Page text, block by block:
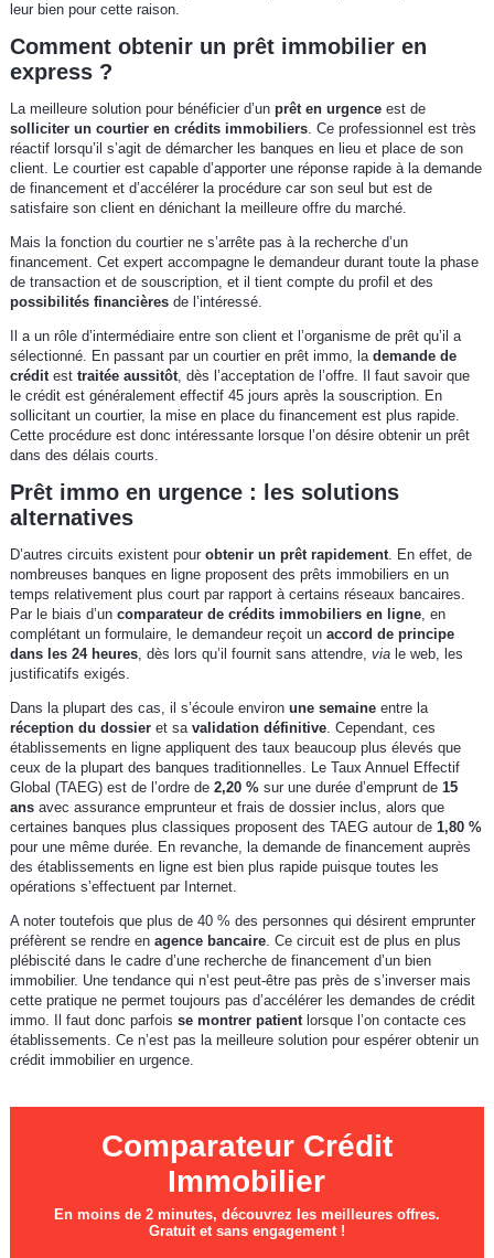
leur bien pour cette raison.
Comment obtenir un prêt immobilier en
express ?
La meilleure solution pour bénéficier d’un prêt en urgenceest de
solliciter un courtier en crédits immobiliers. Ce professionnel est très
réactif lorsqu’il s’agit de démarcher les banques en lieu et place de son
client. Le courtier est capable d’apporter une réponse rapide à la demande
de financement et d’accélérer la procédure car son seul but est de
satisfaire son client en dénichant la meilleure offre du marché.
Mais la fonction du courtier ne s’arrête pas à la recherche d’un
financement. Cet expert accompagne le demandeur durant toute la phase
de transaction et de souscription, et il tient compte du profil et des
possibilités financièresde l’intéressé.
Il a un rôle d’intermédiaire entre son client et l’organisme de prêt qu’il a
sélectionné. En passant par un courtier en prêt immo, la demande de
créditest traitée aussitôt, dès l’acceptation de l’offre. Il faut savoir que
le crédit est généralement effectif 45 jours après la souscription. En
sollicitant un courtier, la mise en place du financement est plus rapide.
Cette procédure est donc intéressante lorsque l’on désire obtenir un prêt
dans des délais courts.
Prêt immo en urgence : les solutions
alternatives
D’autres circuits existent pour obtenir un prêt rapidement. En effet, de
nombreuses banques en ligne proposent des prêts immobiliers en un
temps relativement plus court par rapport à certains réseaux bancaires.
Par le biais d’un comparateur de crédits immobiliers en ligne, en
complétant un formulaire, le demandeur reçoit un accord de principe
dans les 24 heures, dès lors qu’il fournit sans attendre, via le web, les
justificatifs exigés.
Dans la plupart des cas, il s’écoule environ une semaineentre la
réception du dossieret sa validation définitive. Cependant, ces
établissements en ligne appliquent des taux beaucoup plus élevés que
ceux de la plupart des banques traditionnelles. Le Taux Annuel Effectif
Global (TAEG) est de l’ordre de 2,20 % sur une durée d’emprunt de 15
ansavec assurance emprunteur et frais de dossier inclus, alors que
certaines banques plus classiques proposent des TAEG autour de 1,80 %
pour une même durée. En revanche, la demande de financement auprès
des établissements en ligne est bien plus rapide puisque toutes les
opérations s’effectuent par Internet.
A noter toutefois que plus de 40 % des personnes qui désirent emprunter
préfèrent se rendre en agence bancaire. Ce circuit est de plus en plus
plébiscité dans le cadre d’une recherche de financement d’un bien
immobilier. Une tendance qui n’est peut-être pas près de s’inverser mais
cette pratique ne permet toujours pas d’accélérer les demandes de crédit
immo. Il faut donc parfois se montrer patientlorsque l’on contacte ces
établissements. Ce n’est pas la meilleure solution pour espérer obtenir un
crédit immobilier en urgence.
Comparateur Crédit
Immobilier
En moins de 2 minutes, découvrez les meilleures offres.
Gratuit et sans engagement !